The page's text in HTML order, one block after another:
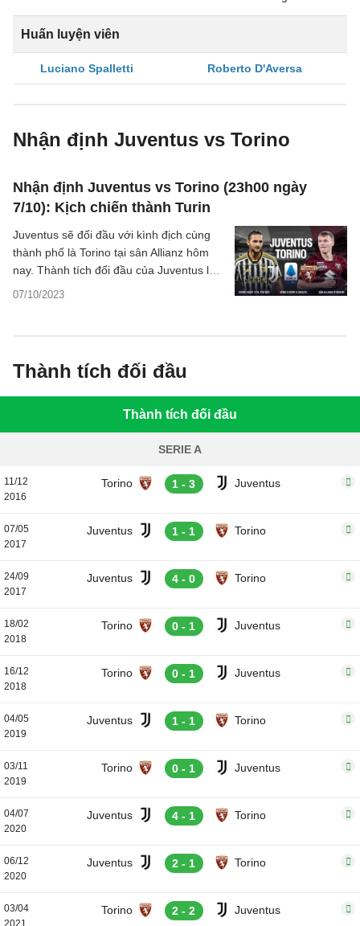
Huấn luyện viên
Luciano Spalletti Roberto D'Aversa
Nhận định Juventus vs Torino
Nhận định Juventus vs Torino (23h00 ngày
7/10): Kịch chiến thành Turin
07/10/2023
Juventus sẽ đối đầu với kình địch cùng
thành phố là Torino tại sân Allianz hôm
nay. Thành tích đối đầu của Juventus lúc
này áp đảo nhưng sự lì lợm của Torino có
Thành tích đối đầu
Thành tích đối đầu
SERIE A
11/12
2016
Torino 1 - 3 Juventus
07/05
2017
Juventus 1 - 1 Torino
24/09
2017
Juventus 4 - 0 Torino
18/02
2018
Torino 0 - 1 Juventus
16/12
2018
Torino 0 - 1 Juventus
04/05
2019
Juventus 1 - 1 Torino
03/11
2019
Torino 0 - 1 Juventus
04/07
2020
Juventus 4 - 1 Torino
06/12
2020
Juventus 2 - 1 Torino
03/04
2021
Torino 2 - 2 Juventus